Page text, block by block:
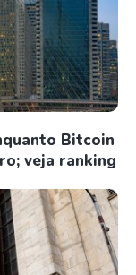
Bitcoin
veja ranking